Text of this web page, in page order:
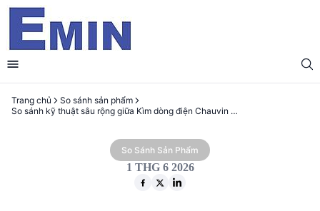
Trang chủ
So sánh sản phẩm
So sánh kỹ thuật sâu rộng giữa Kìm dòng điện Chauvin Arnoux PAC 21 và Ampe kìm Chauvin Arnoux F605
So Sánh Sản Phẩm
1 THG 6 2026